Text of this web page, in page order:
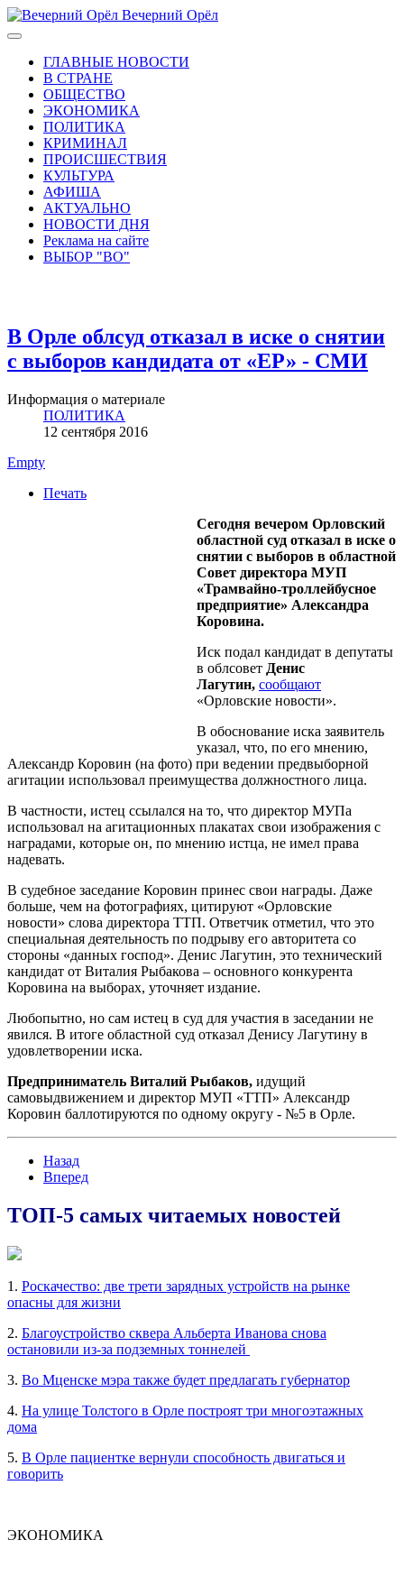
Вечерний Орёл
ГЛАВНЫЕ НОВОСТИ
В СТРАНЕ
ОБЩЕСТВО
ЭКОНОМИКА
ПОЛИТИКА
КРИМИНАЛ
ПРОИСШЕСТВИЯ
КУЛЬТУРА
АФИША
АКТУАЛЬНО
НОВОСТИ ДНЯ
Реклама на сайте
ВЫБОР "ВО"
В Орле облсуд отказал в иске о снятии
с выборов кандидата от «ЕР» - СМИ
Информация о материале
ПОЛИТИКА
12 сентября 2016
Empty
Печать
Сегодня вечером Орловский
областной суд отказал в иске о
снятии с выборов в областной
Совет директора МУП
«Трамвайно-троллейбусное
предприятие» Александра
Коровина.
Иск подал кандидат в депутаты
в облсовет Денис
Лагутин, сообщают
«Орловские новости».
В обоснование иска заявитель
указал, что, по его мнению,
Александр Коровин (на фото) при ведении предвыборной
агитации использовал преимущества должностного лица.
В частности, истец ссылался на то, что директор МУПа
использовал на агитационных плакатах свои изображения с
наградами, которые он, по мнению истца, не имел права
надевать.
В судебное заседание Коровин принес свои награды. Даже
больше, чем на фотографиях, цитируют «Орловские
новости» слова директора ТТП. Ответчик отметил, что это
специальная деятельность по подрыву его авторитета со
стороны «данных господ». Денис Лагутин, это технический
кандидат от Виталия Рыбакова – основного конкурента
Коровина на выборах, уточняет издание.
Любопытно, но сам истец в суд для участия в заседании не
явился. В итоге областной суд отказал Денису Лагутину в
удовлетворении иска.
Предприниматель Виталий Рыбаков, идущий
самовыдвижением и директор МУП «ТТП» Александр
Коровин баллотируются по одному округу - №5 в Орле.
Назад
Вперед
ТОП-5 самых читаемых новостей
1. Роскачество: две трети зарядных устройств на рынке
опасны для жизни
2. Благоустройство сквера Альберта Иванова снова
остановили из-за подземных тоннелей
3. Во Мценске мэра также будет предлагать губернатор
4. На улице Толстого в Орле построят три многоэтажных
дома
5. В Орле пациентке вернули способность двигаться и
говорить
ЭКОНОМИКА